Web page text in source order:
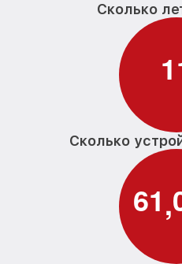
Сколько
1
Сколько
61,